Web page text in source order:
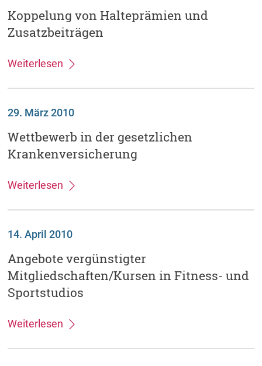
Koppelung von Halteprämien und
Zusatzbeiträgen
Weiterlesen
29. März 2010
Wettbewerb in der gesetzlichen
Krankenversicherung
Weiterlesen
14. April 2010
Angebote vergünstigter
Mitgliedschaften/Kursen in Fitness- und
Sportstudios
Weiterlesen